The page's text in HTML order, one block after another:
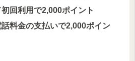
回利用で2,000ポイント
料金の支払いで2,000ポイン